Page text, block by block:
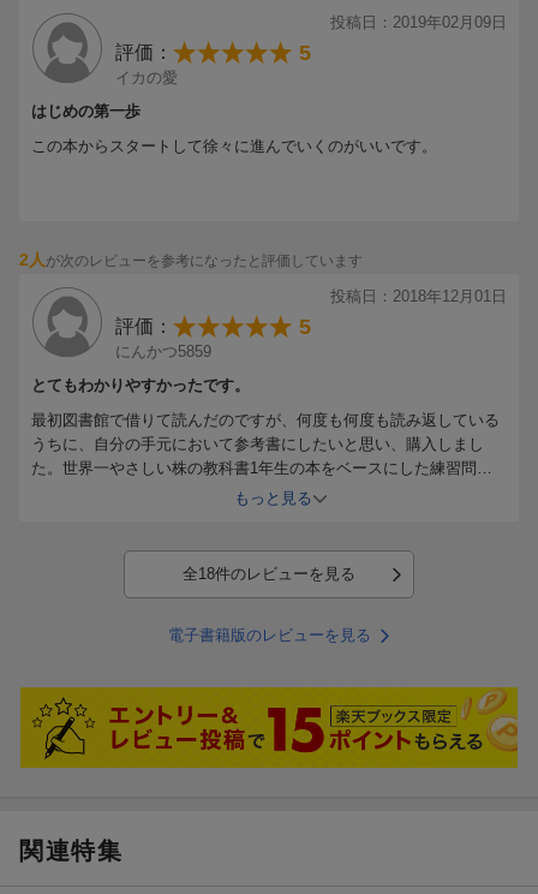
投稿日：2019年02月09日
評価： 5
イカの愛
はじめの第一歩
この本からスタートして徐々に進んでいくのがいいです。
2人 が次のレビューを参考になったと評価しています
投稿日：2018年12月01日
評価： 5
にんかつ5859
とてもわかりやすかったです。
最初図書館で借りて読んだのですが、何度も何度も読み返している
うちに、自分の手元において参考書にしたいと思い、購入しまし
た。世界一やさしい株の教科書1年生の本をベースにした練習問題
形式になっているうえに、実際にトレードをする実力が身についた
もっと見る
全18件のレビューを見る
電子書籍版のレビューを見る
関連特集